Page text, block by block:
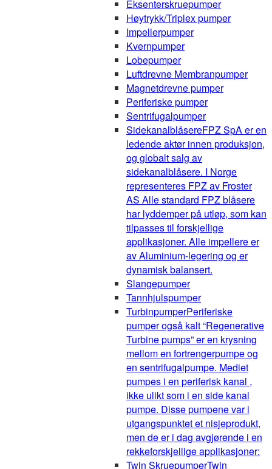
Eksenterskruepumper
Høytrykk/Triplex pumper
Impellerpumper
Kvernpumper
Lobepumper
Luftdrevne Membranpumper
Magnetdrevne pumper
Periferiske pumper
Sentrifugalpumper
SidekanalblåsereFPZ SpA er en
ledende aktør innen produksjon,
og globalt salg av
sidekanalblåsere. I Norge
representeres FPZ av Froster
AS Alle standard FPZ blåsere
har lyddemper på utløp, som kan
tilpasses til forskjellige
applikasjoner. Alle impellere er
av Aluminium-legering og er
dynamisk balansert.
Slangepumper
Tannhjulspumper
TurbinpumperPeriferiske
pumper også kalt “Regenerative
Turbine pumps” er en krysning
mellom en fortrengerpumpe og
en sentrifugalpumpe. Mediet
pumpes i en periferisk kanal ,
ikke ulikt som i en side kanal
pumpe. Disse pumpene var i
utgangspunktet et nisjeprodukt,
men de er i dag avgjørende i en
rekkeforskjellige applikasjoner:
Twin SkruepumperTwin